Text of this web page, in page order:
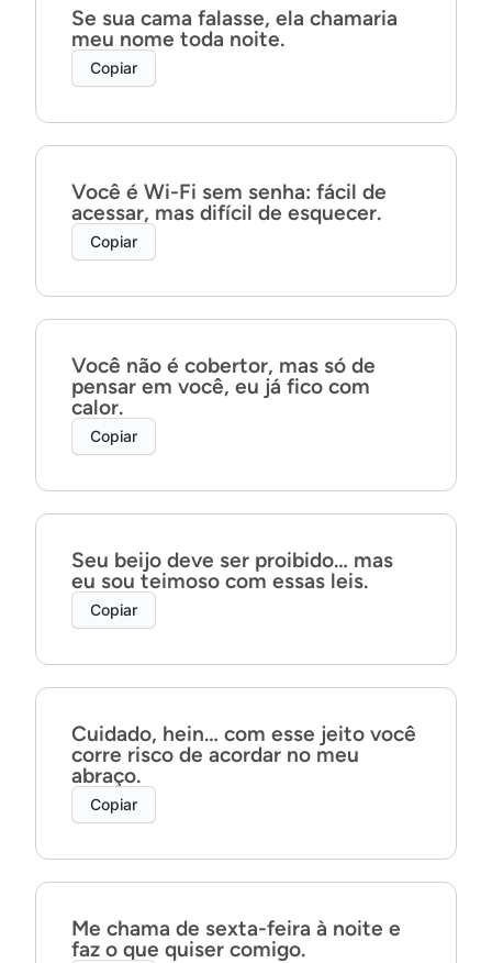
Se sua cama falasse, ela chamaria
meu nome toda noite.
Copiar
Você é Wi-Fi sem senha: fácil de
acessar, mas difícil de esquecer.
Copiar
Você não é cobertor, mas só de
pensar em você, eu já fico com
calor.
Copiar
Seu beijo deve ser proibido… mas
eu sou teimoso com essas leis.
Copiar
Cuidado, hein… com esse jeito você
corre risco de acordar no meu
abraço.
Copiar
Me chama de sexta-feira à noite e
faz o que quiser comigo.